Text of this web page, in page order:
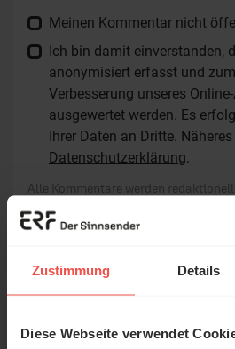
Zustimmung Details
Diese Webseite verwendet
Meinen Kommentar nicht
Ich bin damit einverstanden,
anonymisiert erfasst und
Verbesserung unseres
ausgewertet werden. Es
Ihrer Daten an Dritte.
Datenschutzerklärung.
Alle Kommentare werden
Veröffentlichung besteht nicht. Bitte